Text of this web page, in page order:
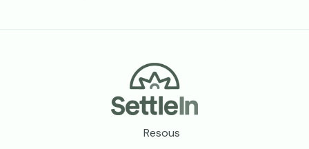
Meni pye paj la
Resous